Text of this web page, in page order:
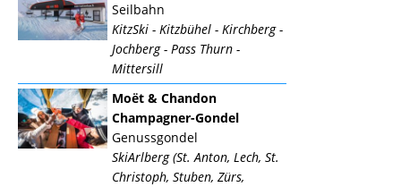
Seilbahn
KitzSki - Kitzbühel - Kirchberg -
Jochberg - Pass Thurn -
Mittersill
Moët & Chandon
Champagner-Gondel
Genussgondel
SkiArlberg (St. Anton, Lech, St.
Christoph, Stuben, Zürs,